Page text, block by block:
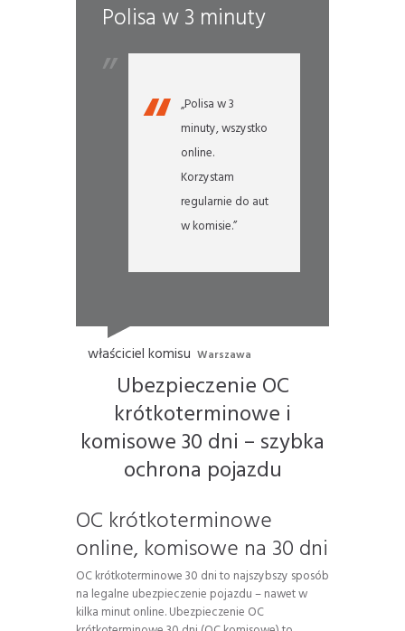
Polisa w 3 minuty
„Polisa w 3
minuty, wszystko
online.
Korzystam
regularnie do aut
w komisie.”
właściciel komisu Warszawa
Ubezpieczenie OC
krótkoterminowe i
komisowe 30 dni – szybka
ochrona pojazdu
OC krótkoterminowe
online, komisowe na 30 dni
OC krótkoterminowe 30 dni to najszybszy sposób
na legalne ubezpieczenie pojazdu – nawet w
kilka minut online. Ubezpieczenie OC